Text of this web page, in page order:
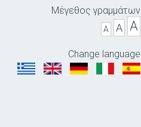
Μέγεθος γραμμάτων
A A A
Change language